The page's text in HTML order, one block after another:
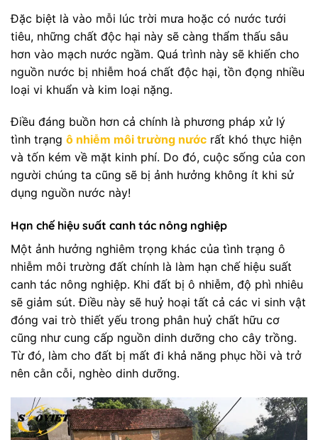
Đặc biệt là vào mỗi lúc trời mưa hoặc có nước tưới
tiêu, những chất độc hại này sẽ càng thẩm thấu sâu
hơn vào mạch nước ngầm. Quá trình này sẽ khiến cho
nguồn nước bị nhiễm hoá chất độc hại, tồn đọng nhiều
loại vi khuẩn và kim loại nặng.
Điều đáng buồn hơn cả chính là phương pháp xử lý
tình trạng ô nhiễm môi trường nước rất khó thực hiện
và tốn kém về mặt kinh phí. Do đó, cuộc sống của con
người chúng ta cũng sẽ bị ảnh hưởng không ít khi sử
dụng nguồn nước này!
Hạn chế hiệu suất canh tác nông nghiệp
Một ảnh hưởng nghiêm trọng khác của tình trạng ô
nhiễm môi trường đất chính là làm hạn chế hiệu suất
canh tác nông nghiệp. Khi đất bị ô nhiễm, độ phì nhiêu
sẽ giảm sút. Điều này sẽ huỷ hoại tất cả các vi sinh vật
đóng vai trò thiết yếu trong phân huỷ chất hữu cơ
cũng như cung cấp nguồn dinh dưỡng cho cây trồng.
Từ đó, làm cho đất bị mất đi khả năng phục hồi và trở
nên cằn cỗi, nghèo dinh dưỡng.